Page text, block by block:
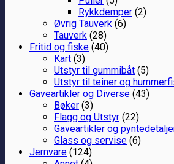
Rykkdemper (2)
Øvrig Tauverk (6)
Tauverk (28)
Fritid og fiske (40)
Kart (3)
Utstyr til gummibåt (5)
Utstyr til teiner og
Gaveartikler og Diverse (43)
Bøker (3)
Flagg og Utstyr (22)
Gaveartikler og
Glass og servise (6)
Jernvare (124)